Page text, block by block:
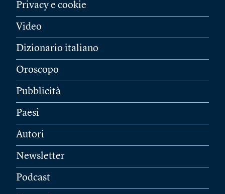
Privacy e cookie
Video
Dizionario italiano
Oroscopo
Pubblicità
Paesi
Autori
Newsletter
Podcast